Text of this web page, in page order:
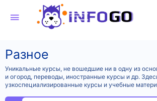
Разное
Уникальные курсы, не вошедшие ни в одну из
и огород, переводы, иностранные курсы и др.
узкоспециализированные курсы и учебные